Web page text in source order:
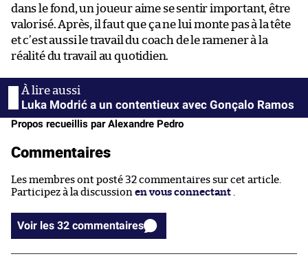
dans le fond, un joueur aime se sentir important, être
valorisé. Après, il faut que ça ne lui monte pas à la tête
et c’est aussi le travail du coach de le ramener à la
réalité du travail au quotidien.
Luka Modrić a un contentieux avec Gonçalo Ramos
Propos recueillis par Alexandre Pedro
Commentaires
Les membres ont posté 32 commentaires sur cet article.
Participez à la discussion en vous connectant .
Voir les 32 commentaires